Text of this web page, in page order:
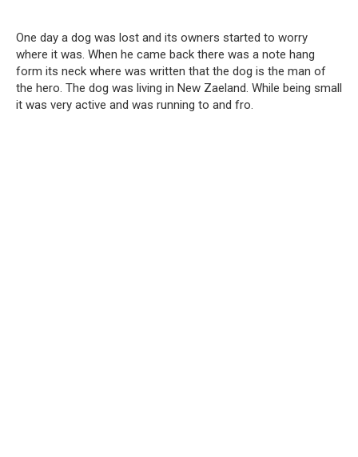
One day a dog was lost and its owners started to worry
where it was. When he came back there was a note hang
form its neck where was written that the dog is the man of
the hero. The dog was living in New Zaeland. While being small
it was very active and was running to and fro.